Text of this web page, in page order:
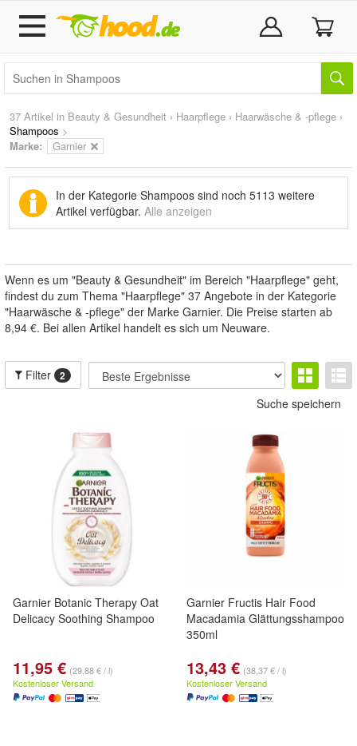
37 Artikel in Beauty & Gesundheit › Haarpflege › Haarwäsche & -pflege ›
Shampoos >
Marke: Garnier
In der Kategorie Shampoos sind noch 5113 weitere
Artikel verfügbar. Alle anzeigen
Wenn es um "Beauty & Gesundheit" im Bereich "Haarpflege" geht,
findest du zum Thema "Haarpflege" 37 Angebote in der Kategorie
"Haarwäsche & -pflege" der Marke Garnier. Die Preise starten ab
8,94 €. Bei allen Artikel handelt es sich um Neuware.
Filter 2
Suche speichern
Garnier Botanic Therapy Oat
Delicacy Soothing Shampoo
11,95 € (29,88 € / l)
Kostenloser Versand
Garnier Fructis Hair Food
Macadamia Glättungsshampoo
350ml
13,43 € (38,37 € / l)
Kostenloser Versand